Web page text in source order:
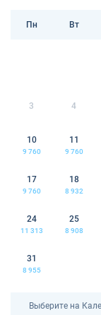
Пн Вт
3 4
10
9 760
11
9 760
17
9 760
18
8 932
24
11 313
25
8 908
31
8 955
Выберите на